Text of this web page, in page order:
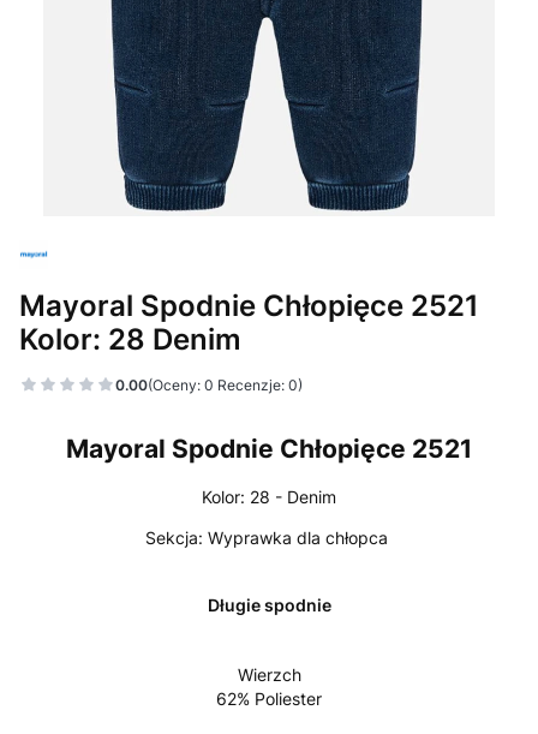
Mayoral Spodnie Chłopięce 2521
Kolor: 28 Denim
0.00(Oceny: 0 Recenzje: 0)
Mayoral Spodnie Chłopięce 2521
Kolor: 28 - Denim
Sekcja: Wyprawka dla chłopca
Długie spodnie
Wierzch
62% Poliester